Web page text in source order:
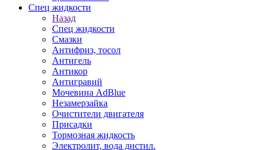
Спец жидкости
Назад
Спец жидкости
Смазки
Антифриз, тосол
Антигель
Антикор
Антигравий
Мочевина AdBlue
Незамерзайка
Очистители двигателя
Присадки
Тормозная жидкость
Электролит, вода дистил.